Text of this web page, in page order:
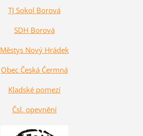
TJ Sokol Borová
SDH Borová
Městys Nový Hrádek
Obec Česká Čermná
Kladské pomezí
Čsl. opevnění